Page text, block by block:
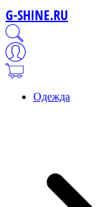
G-SHINE.RU
Одежда